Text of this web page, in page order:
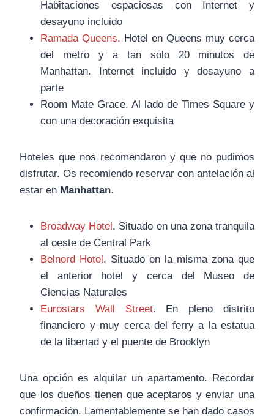
Habitaciones espaciosas con Internet y
desayuno incluido
Ramada Queens. Hotel en Queens muy cerca
del metro y a tan solo 20 minutos de
Manhattan. Internet incluido y desayuno a
parte
Room Mate Grace. Al lado de Times Square y
con una decoración exquisita
Hoteles que nos recomendaron y que no pudimos
disfrutar. Os recomiendo reservar con antelación al
estar en Manhattan.
Broadway Hotel. Situado en una zona tranquila
al oeste de Central Park
Belnord Hotel. Situado en la misma zona que
el anterior hotel y cerca del Museo de
Ciencias Naturales
Eurostars Wall Street. En pleno distrito
financiero y muy cerca del ferry a la estatua
de la libertad y el puente de Brooklyn
Una opción es alquilar un apartamento. Recordar
que los dueños tienen que aceptaros y enviar una
confirmación. Lamentablemente se han dado casos